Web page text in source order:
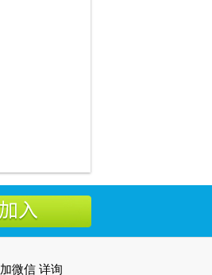
加微信 详询